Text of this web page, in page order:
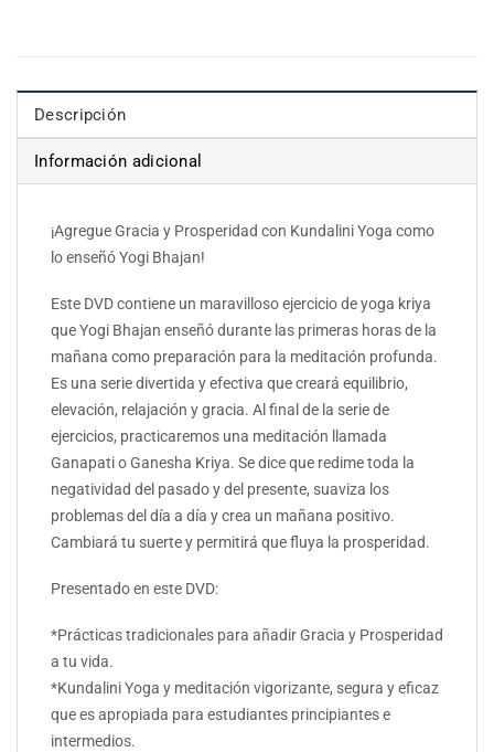
Descripción
Información adicional
¡Agregue Gracia y Prosperidad con Kundalini Yoga como
lo enseñó Yogi Bhajan!
Este DVD contiene un maravilloso ejercicio de yoga kriya
que Yogi Bhajan enseñó durante las primeras horas de la
mañana como preparación para la meditación profunda.
Es una serie divertida y efectiva que creará equilibrio,
elevación, relajación y gracia. Al final de la serie de
ejercicios, practicaremos una meditación llamada
Ganapati o Ganesha Kriya. Se dice que redime toda la
negatividad del pasado y del presente, suaviza los
problemas del día a día y crea un mañana positivo.
Cambiará tu suerte y permitirá que fluya la prosperidad.
Presentado en este DVD:
*Prácticas tradicionales para añadir Gracia y Prosperidad
a tu vida.
*Kundalini Yoga y meditación vigorizante, segura y eficaz
que es apropiada para estudiantes principiantes e
intermedios.